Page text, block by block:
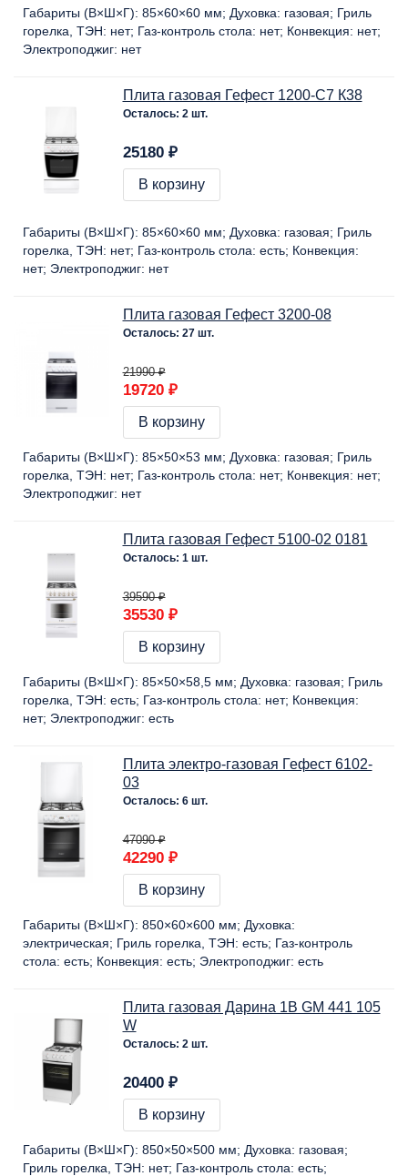
Габариты (В×Ш×Г): 85×60×60 мм Духовка: газовая
Гриль
горелка, ТЭН: нет Газ-контроль стола: нет Конвекция: нет
Электроподжиг: нет
Плита газовая Гефест 1200-С7 К38
Осталось: 2 шт.
25180 ₽
В корзину
Габариты (В×Ш×Г): 85×60×60 мм Духовка: газовая
Гриль
горелка, ТЭН: нет Газ-контроль стола: есть Конвекция:
нет Электроподжиг: нет
Плита газовая Гефест 3200-08
Осталось: 27 шт.
21990 ₽
19720 ₽
В корзину
Габариты (В×Ш×Г): 85×50×53 мм Духовка: газовая
Гриль
горелка, ТЭН: нет Газ-контроль стола: нет Конвекция: нет
Электроподжиг: нет
Плита газовая Гефест 5100-02 0181
Осталось: 1 шт.
39590 ₽
35530 ₽
В корзину
Габариты (В×Ш×Г): 85×50×58,5 мм Духовка: газовая
Гриль
горелка, ТЭН: есть Газ-контроль стола: нет Конвекция:
нет Электроподжиг: есть
Плита электро-газовая Гефест 6102-
03
Осталось: 6 шт.
47090 ₽
42290 ₽
В корзину
Габариты (В×Ш×Г): 850×60×600 мм
Духовка:
электрическая
Гриль горелка, ТЭН: есть Газ-контроль
стола: есть Конвекция: есть Электроподжиг: есть
Плита газовая Дарина 1B GM 441 105
W
Осталось: 2 шт.
20400 ₽
В корзину
Габариты (В×Ш×Г): 850×50×500 мм Духовка: газовая
Гриль горелка, ТЭН: нет Газ-контроль стола: есть